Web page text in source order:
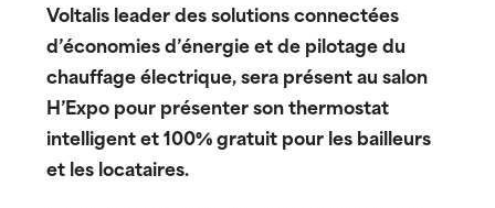
Voltalis leader des solutions connectées
d’économies d’énergie et de pilotage du
chauffage électrique, sera présent au salon
H’Expo pour présenter son thermostat
intelligent et 100% gratuit pour les bailleurs
et les locataires.